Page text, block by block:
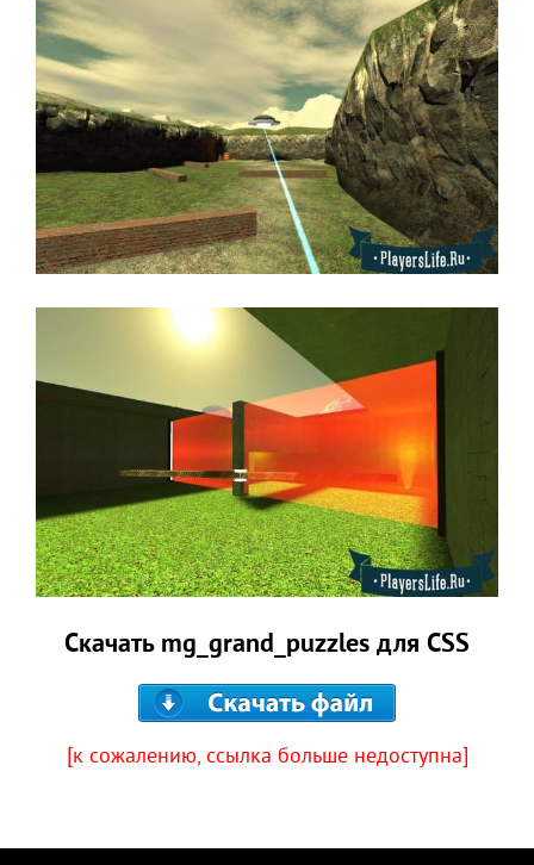
Скачать mg_grand_puzzles для CSS
[к сожалению, ссылка больше недоступна]